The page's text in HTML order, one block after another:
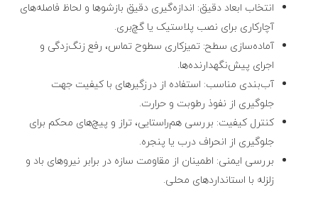
انتخاب ابعاد دقیق: اندازه‌گیری دقیق بازشوها و لحاظ فاصله‌های
آچارکاری برای نصب پلاستیک یا گچ‌بری.
آماده‌سازی سطح: تمیزکاری سطوح تماس، رفع زنگ‌زدگی و
اجرای پیش‌نگهدارنده‌ها.
آب‌بندی مناسب: استفاده از درزگیرهای با کیفیت جهت
جلوگیری از نفوذ رطوبت و حرارت.
کنترل کیفیت: بررسی هم‌راستایی، تراز و پیچ‌های محکم برای
جلوگیری از انحراف درب یا پنجره.
بررسی ایمنی: اطمینان از مقاومت سازه در برابر نیروهای باد و
زلزله با استانداردهای محلی.